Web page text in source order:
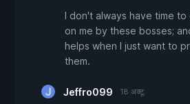
I don't always have time to
on me by these bosses;
helps when I just want to
them.
Jeffro099 18 अक्टू.